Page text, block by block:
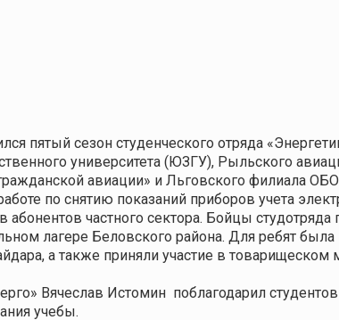
пятый сезон студенческого отряда
университета (ЮЗГУ), Рыльского
авиации» и Льговского филиала
по снятию показаний приборов учета
частного сектора. Бойцы студотряда
лагере Беловского района. Для ребят
а также приняли участие в товарищеском
Вячеслав Истомин поблагодарил
учебы.